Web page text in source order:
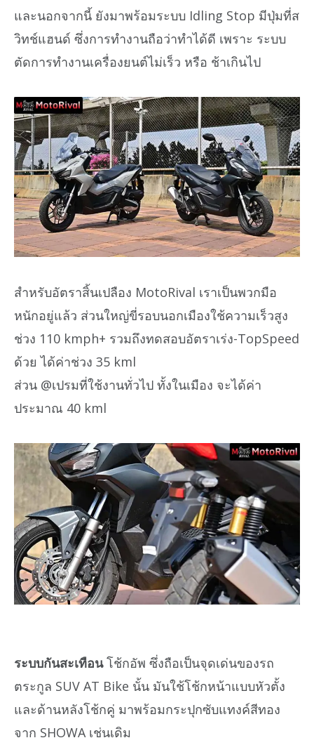
และนอกจากนี้ ยังมาพร้อมระบบ Idling Stop มีปุ่มที่ส
วิทช์แฮนด์ ซึ่งการทำงานถือว่าทำได้ดี เพราะ ระบบ
ตัดการทำงานเครื่องยนต์ไม่เร็ว หรือ ช้าเกินไป
สำหรับอัตราสิ้นเปลือง MotoRival เราเป็นพวกมือ
หนักอยู่แล้ว ส่วนใหญ่ขี่รอบนอกเมืองใช้ความเร็วสูง
ช่วง 110 kmph+ รวมถึงทดสอบอัตราเร่ง-TopSpeed
ด้วย ได้ค่าช่วง 35 kml
ส่วน @เปรมที่ใช้งานทั่วไป ทั้งในเมือง จะได้ค่า
ประมาณ 40 kml
ระบบกันสะเทือนโช้กอัพ ซึ่งถือเป็นจุดเด่นของรถ
ตระกูล SUV AT Bike นั้น มันใช้โช้กหน้าแบบหัวตั้ง
และด้านหลังโช้กคู่ มาพร้อมกระปุกซับแทงค์สีทอง
จาก SHOWA เช่นเดิม